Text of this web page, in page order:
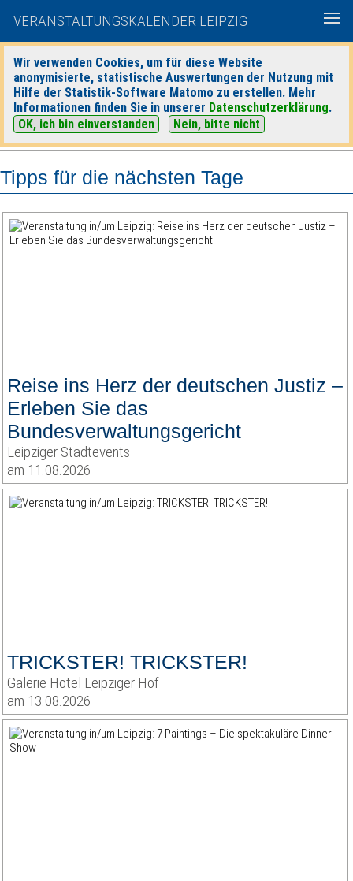
VERANSTALTUNGSKALENDER LEIPZIG
Wir verwenden Cookies, um für diese Website
anonymisierte, statistische Auswertungen der Nutzung mit
Hilfe der Statistik-Software Matomo zu erstellen. Mehr
Informationen finden Sie in unserer Datenschutzerklärung.
OK, ich bin einverstanden
Nein, bitte nicht
heute|morgen| Detaillierte Suche
Tipps für die nächsten Tage
Reise ins Herz der deutschen Justiz –
Erleben Sie das
Bundesverwaltungsgericht
Leipziger Stadtevents
am 11.08.2026
TRICKSTER! TRICKSTER!
Galerie Hotel Leipziger Hof
am 13.08.2026